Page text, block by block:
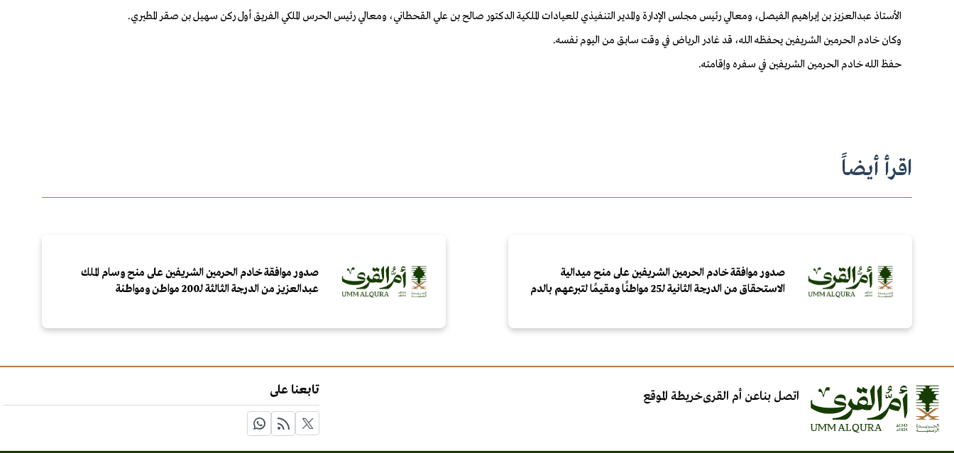
الأستاذ عبدالعزيز بن إبراهيم الفيصل، ومعالي رئيس مجلس الإدارة والمدير التنفيذي للعيادات الملكية الدكتور صالح بن علي القحطاني، ومعالي رئيس الحرس الملكي الفريق أول ركن سهيل بن صقر المطيري.
وكان خادم الحرمين الشريفين يحفظه الله، قد غادر الرياض في وقت سابق من اليوم نفسه.
حفظ الله خادم الحرمين الشريفين في سفره وإقامته.
اقرأ أيضاً
صدور موافقة خادم الحرمين الشريفين على منح ميدالية
الاستحقاق من الدرجة الثانية لـ25 مواطنًا ومقيمًا لتبرعهم بالدم
صدور موافقة خادم الحرمين الشريفين على منح وسام الملك
عبدالعزيز من الدرجة الثالثة لـ200 مواطن ومواطنة
اتصل بناعن أم القرىخريطة الموقع تابعنا على